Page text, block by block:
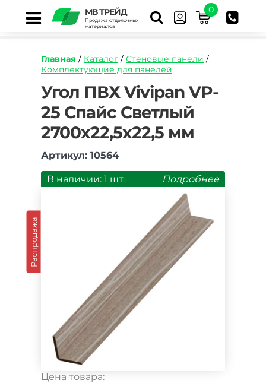
МВ ТРЕЙД
Продажа отделочных
материалов
0
Главная / Каталог / Стеновые панели /
Комплектующие для панелей
https://mvtrade.ru/images/id/normal/ugolok-
pvkh-
vivipan-
vp-
25-
svetlyj-
mm.jpg
Угол ПВХ Vivipan VP-
25 Спайс Светлый
2700х22,5х22,5 мм
Артикул: 10564
Распродажа
В наличии: 1 шт Подробнее
Цена товара: